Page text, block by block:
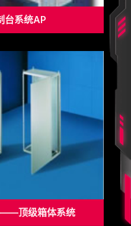
台系统AP
顶级箱体系统